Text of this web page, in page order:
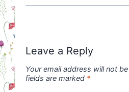
Leave a Reply
Your email address will not
fields are marked *